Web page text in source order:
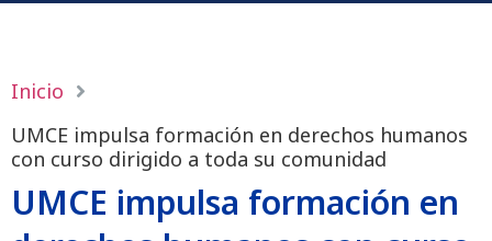
Inicio
UMCE impulsa formación en derechos humanos
con curso dirigido a toda su comunidad
UMCE impulsa formación en